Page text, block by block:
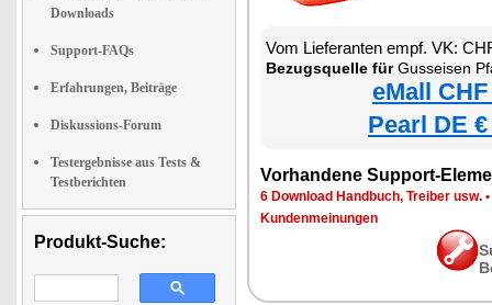
Downloads
Support-FAQs
Erfahrungen, Beiträge
Diskussions-Forum
Testergebnisse aus Tests &
Testberichten
Produkt-Suche:
Vom Lieferanten empf. VK:
Bezugsquelle fürGusseisen
eMall
Pearl DE
Vorhandene Support-
6 Download Handbuch, Treiber usw. •
Kundenmeinungen